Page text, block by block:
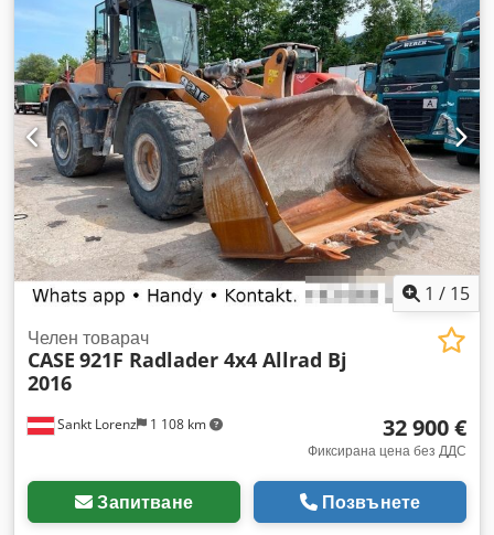
(Roadliner) * Хидравличен бързосменник * Климатик
1 / 15
Sankt Lorenz 1 108 km
Челен товарач
CASE 921F Radlader 4x4 Allrad Bj
2016
32 900 €
Фиксирана цена без ДДС
Запитване Позвънете